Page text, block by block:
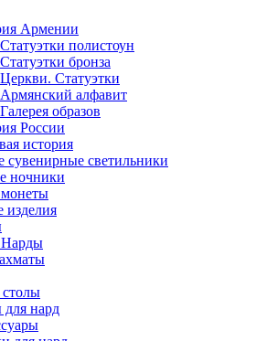
Армении
Статуэтки полистоун
Статуэтки бронза
Церкви. Статуэтки
Армянский алфавит
Галерея образов
России
история
сувенирные светильники
ночники
изделия
Нарды
для нард